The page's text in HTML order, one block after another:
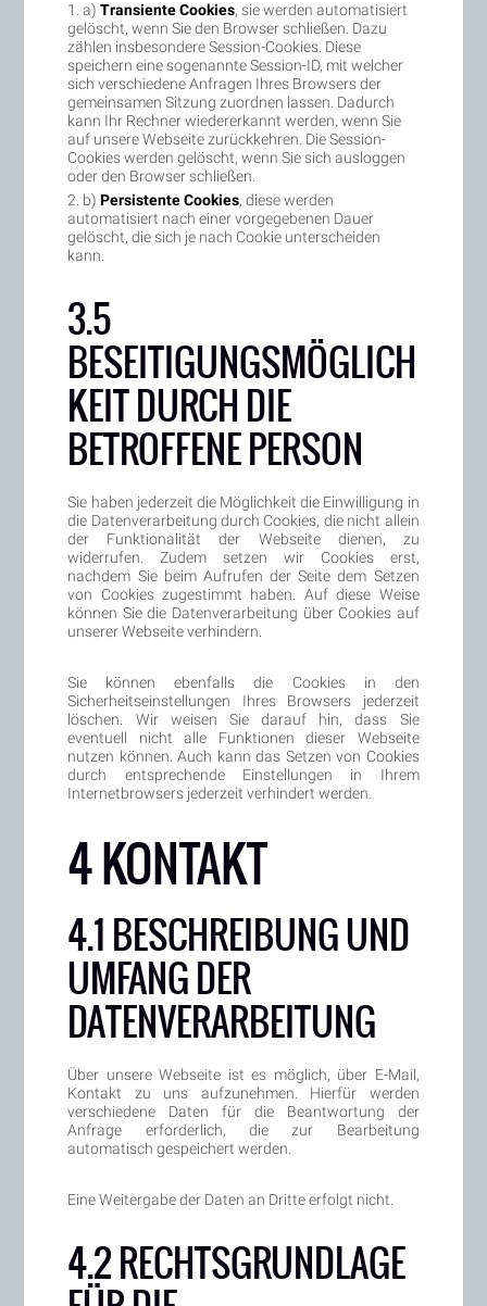
a)Transiente Cookies, sie werden automatisiert
gelöscht, wenn Sie den Browser schließen. Dazu
zählen insbesondere Session-Cookies. Diese
speichern eine sogenannte Session-ID, mit welcher
sich verschiedene Anfragen Ihres Browsers der
gemeinsamen Sitzung zuordnen lassen. Dadurch
kann Ihr Rechner wiedererkannt werden, wenn Sie
auf unsere Webseite zurückkehren. Die Session-
Cookies werden gelöscht, wenn Sie sich ausloggen
oder den Browser schließen.
b)Persistente Cookies, diese werden
automatisiert nach einer vorgegebenen Dauer
gelöscht, die sich je nach Cookie unterscheiden
kann.
3.5
BESEITIGUNGSMÖGLICH
KEIT DURCH DIE
BETROFFENE PERSON
Sie haben jederzeit die Möglichkeit die Einwilligung in
die Datenverarbeitung durch Cookies, die nicht allein
der Funktionalität der Webseite dienen, zu
widerrufen. Zudem setzen wir Cookies erst,
nachdem Sie beim Aufrufen der Seite dem Setzen
von Cookies zugestimmt haben. Auf diese Weise
können Sie die Datenverarbeitung über Cookies auf
unserer Webseite verhindern.
Sie können ebenfalls die Cookies in den
Sicherheitseinstellungen Ihres Browsers jederzeit
löschen. Wir weisen Sie darauf hin, dass Sie
eventuell nicht alle Funktionen dieser Webseite
nutzen können. Auch kann das Setzen von Cookies
durch entsprechende Einstellungen in Ihrem
Internetbrowsers jederzeit verhindert werden.
4 KONTAKT
4.1 BESCHREIBUNG UND
UMFANG DER
DATENVERARBEITUNG
Über unsere Webseite ist es möglich, über E-Mail,
Kontakt zu uns aufzunehmen. Hierfür werden
verschiedene Daten für die Beantwortung der
Anfrage erforderlich, die zur Bearbeitung
automatisch gespeichert werden.
Eine Weitergabe der Daten an Dritte erfolgt nicht.
4.2 RECHTSGRUNDLAGE